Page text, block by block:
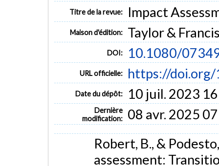
Titre de la revue: Impact
Maison d'édition: Taylor &
DOI: 10.1080/
URL officielle: https://
Date du dépôt: 10 juil. 2023
Dernière
modification:
08 avr. 2025
Robert, B., &
assessment: